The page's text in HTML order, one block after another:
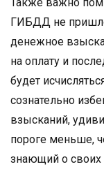
ГИБДД не
денежное
на оплату и
будет
сознательно
взысканий,
пороге меньше,
знающий о своих